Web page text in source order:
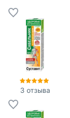
3 отзыва